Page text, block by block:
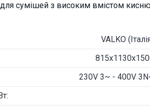
для сумішей з високим вмістом
VALKO
230V 3~ - 400V